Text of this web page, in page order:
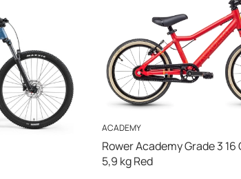
PRODUCENT
ACADEMY
Rower Academy Grade 3 16
5,9 kg Red